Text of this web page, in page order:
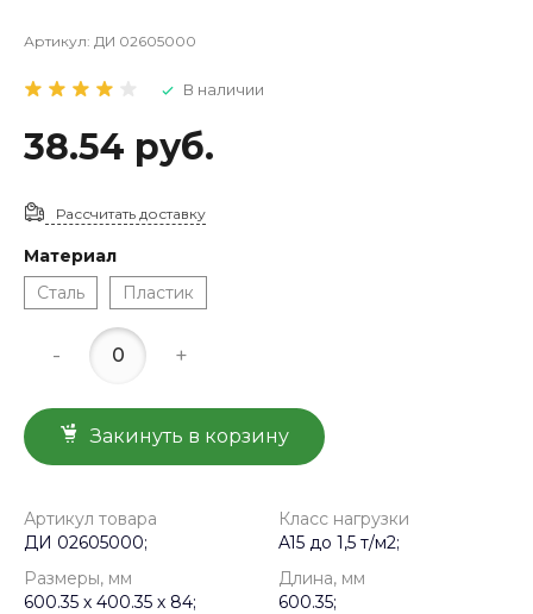
Артикул: ДИ 02605000
В наличии
38.54 руб.
Рассчитать доставку
Материал
Сталь
Пластик
- +
Закинуть в корзину
Артикул товара
ДИ 02605000;
Класс нагрузки
A15 до 1,5 т/м2;
Размеры, мм
600.35 х 400.35 х 84;
Длина, мм
600.35;